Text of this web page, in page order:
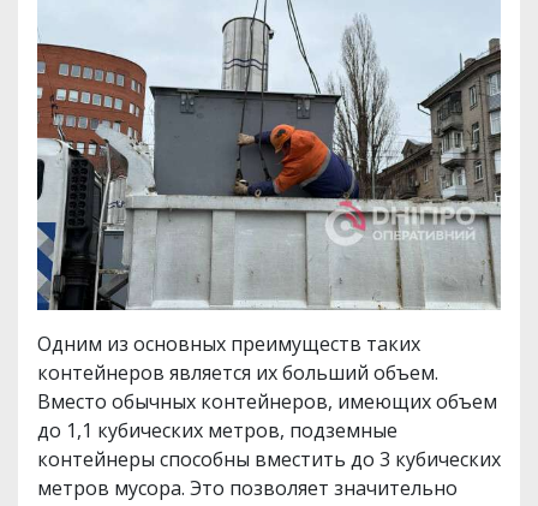
Одним из основных преимуществ таких
контейнеров является их больший объем.
Вместо обычных контейнеров, имеющих объем
до 1,1 кубических метров, подземные
контейнеры способны вместить до 3 кубических
метров мусора. Это позволяет значительно